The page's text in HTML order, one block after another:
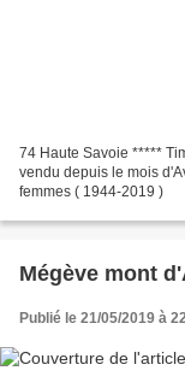
74 Haute Savoie *****
vendu depuis le mois
femmes ( 1944-2019 )
Mégève mont
Publié le 21/05/2019 à